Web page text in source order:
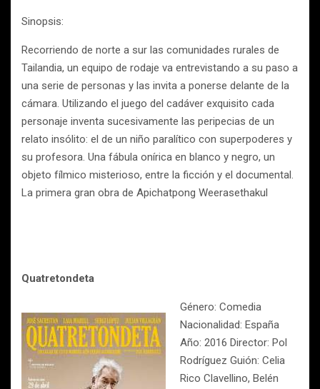
Sinopsis:
Recorriendo de norte a sur las comunidades rurales de
Tailandia, un equipo de rodaje va entrevistando a su paso a
una serie de personas y las invita a ponerse delante de la
cámara. Utilizando el juego del cadáver exquisito cada
personaje inventa sucesivamente las peripecias de un
relato insólito: el de un niño paralítico con superpoderes y
su profesora. Una fábula onírica en blanco y negro, un
objeto fílmico misterioso, entre la ficción y el documental.
La primera gran obra de Apichatpong Weerasethakul
Quatretondeta
Género: Comedia
Nacionalidad: España
Año: 2016 Director: Pol
Rodríguez Guión: Celia
Rico Clavellino, Belén